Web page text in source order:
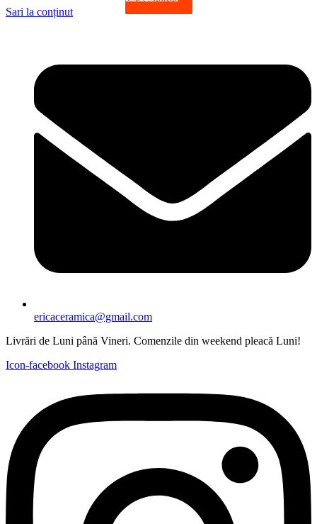
Sari la conținut
ericaceramica@gmail.com
Livrări de Luni până Vineri. Comenzile din weekend pleacă Luni!
Icon-facebook Instagram